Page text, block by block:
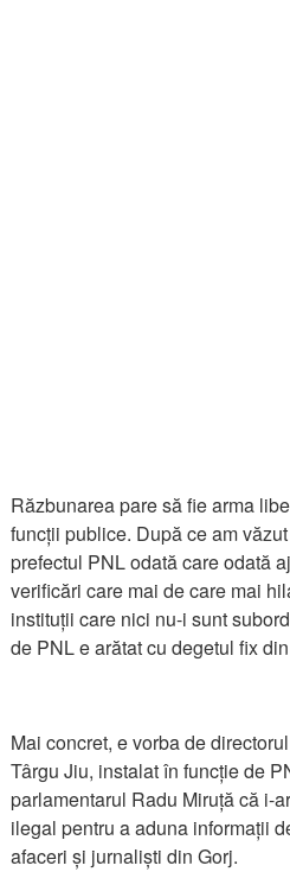
Răzbunarea pare să fie arma
funcții publice. După ce am
prefectul PNL odată care odată
verificări care mai de care mai
instituții care nici nu-i sunt
de PNL e arătat cu degetul fix
Mai concret, e vorba de
Târgu Jiu, instalat în funcție de
parlamentarul Radu Miruță că i-
ilegal pentru a aduna informații
afaceri și jurnaliști din Gorj.